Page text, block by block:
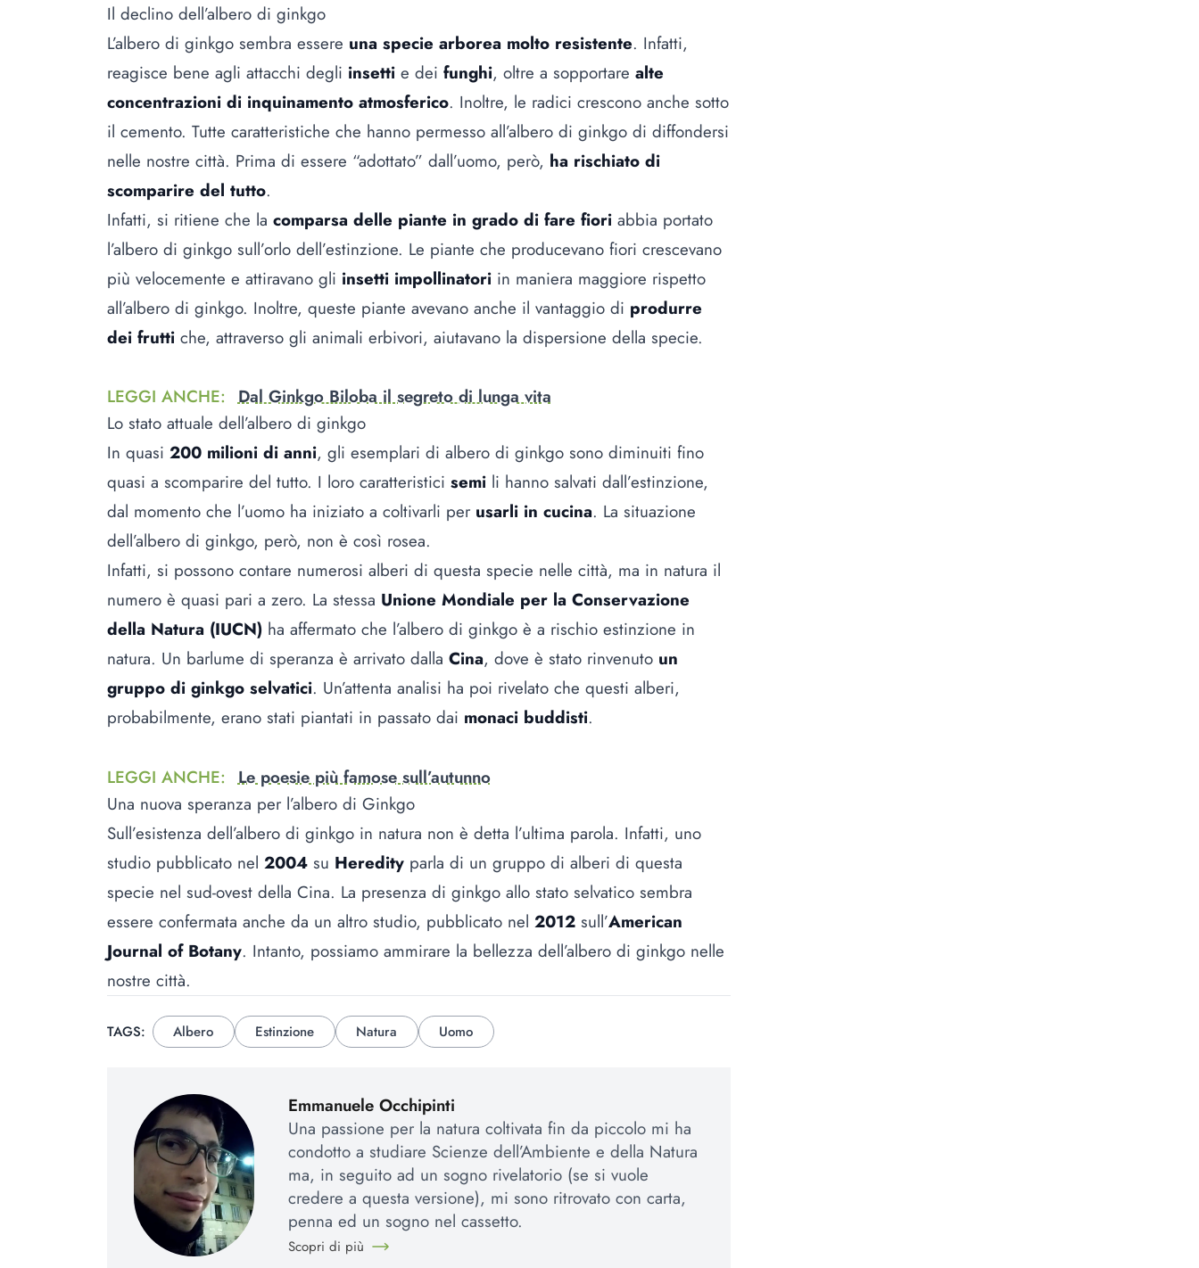
Il declino dell’albero di ginkgo
L’albero di ginkgo sembra essere una specie arborea molto resistente. Infatti,
reagisce bene agli attacchi degli insetti e dei funghi, oltre a sopportare alte
concentrazioni di inquinamento atmosferico. Inoltre, le radici crescono anche sotto
il cemento. Tutte caratteristiche che hanno permesso all’albero di ginkgo di diffondersi
nelle nostre città. Prima di essere “adottato” dall’uomo, però, ha rischiato di
scomparire del tutto.
Infatti, si ritiene che la comparsa delle piante in grado di fare fiori abbia portato
l’albero di ginkgo sull’orlo dell’estinzione. Le piante che producevano fiori crescevano
più velocemente e attiravano gli insetti impollinatori in maniera maggiore rispetto
all’albero di ginkgo. Inoltre, queste piante avevano anche il vantaggio di produrre
dei frutti che, attraverso gli animali erbivori, aiutavano la dispersione della specie.
LEGGI ANCHE: Dal Ginkgo Biloba il segreto di lunga vita
Lo stato attuale dell’albero di ginkgo
In quasi 200 milioni di anni, gli esemplari di albero di ginkgo sono diminuiti fino
quasi a scomparire del tutto. I loro caratteristici semi li hanno salvati dall’estinzione,
dal momento che l’uomo ha iniziato a coltivarli per usarli in cucina. La situazione
dell’albero di ginkgo, però, non è così rosea.
Infatti, si possono contare numerosi alberi di questa specie nelle città, ma in natura il
numero è quasi pari a zero. La stessa Unione Mondiale per la Conservazione
della Natura (IUCN) ha affermato che l’albero di ginkgo è a rischio estinzione in
natura. Un barlume di speranza è arrivato dalla Cina, dove è stato rinvenuto un
gruppo di ginkgo selvatici. Un’attenta analisi ha poi rivelato che questi alberi,
probabilmente, erano stati piantati in passato dai monaci buddisti.
LEGGI ANCHE: Le poesie più famose sull’autunno
Una nuova speranza per l’albero di Ginkgo
Sull’esistenza dell’albero di ginkgo in natura non è detta l’ultima parola. Infatti, uno
studio pubblicato nel 2004 su Heredity parla di un gruppo di alberi di questa
specie nel sud-ovest della Cina. La presenza di ginkgo allo stato selvatico sembra
essere confermata anche da un altro studio, pubblicato nel 2012 sull’American
Journal of Botany. Intanto, possiamo ammirare la bellezza dell’albero di ginkgo nelle
nostre città.
TAGS: Albero Estinzione Natura Uomo
Emmanuele Occhipinti
Una passione per la natura coltivata fin da piccolo mi ha
condotto a studiare Scienze dell’Ambiente e della Natura
ma, in seguito ad un sogno rivelatorio (se si vuole
credere a questa versione), mi sono ritrovato con carta,
penna ed un sogno nel cassetto.
Scopri di più